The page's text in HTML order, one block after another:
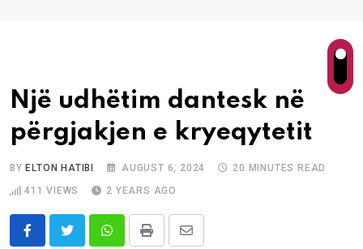
Një udhëtim dantesk në
përgjakjen e kryeqytetit
BY ELTON HATIBI AUGUST 6, 2024
20 MINUTES READ
411 VIEWS 2 YEARS AGO
WhatsappPrint
Share